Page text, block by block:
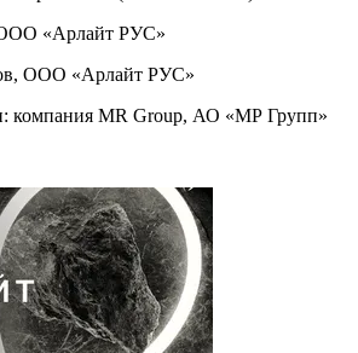
«Арлайт РУС»
ООО «Арлайт РУС»
компания MR Group, АО «МР Групп»